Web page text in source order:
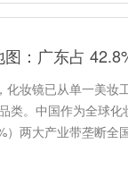
化妆镜已从单一美妆
类。中国作为全球化
）两大产业带垄断全